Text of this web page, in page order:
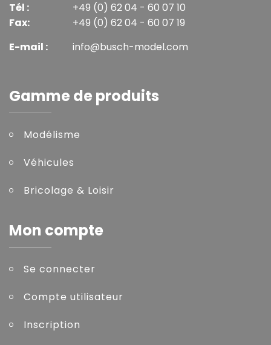
Tél :
Fax:
+49 (0) 62 04 - 60 07 10
+49 (0) 62 04 - 60 07 19
E-mail :
info@busch-model.com
Gamme de produits
Modélisme
Véhicules
Bricolage & Loisir
Mon compte
Se connecter
Compte utilisateur
Inscription